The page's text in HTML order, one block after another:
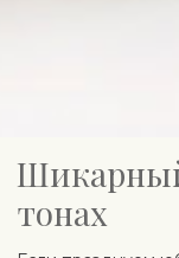
тонах